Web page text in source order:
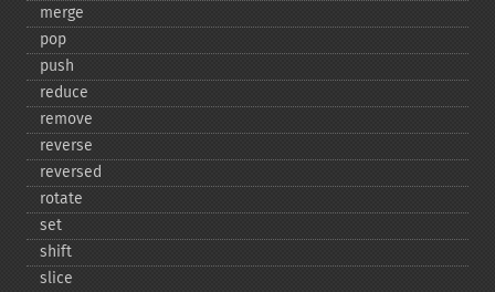
merge
pop
push
reduce
remove
reverse
reversed
rotate
set
shift
slice